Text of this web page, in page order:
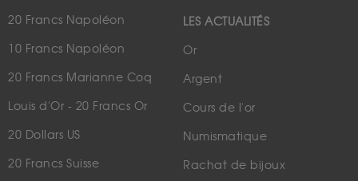
20 Francs Napoléon
10 Francs Napoléon
20 Francs Marianne Coq
Louis d'Or - 20 Francs Or
20 Dollars US
20 Francs Suisse
LES ACTUALITÉS
Or
Argent
Cours de l'or
Numismatique
Rachat de bijoux